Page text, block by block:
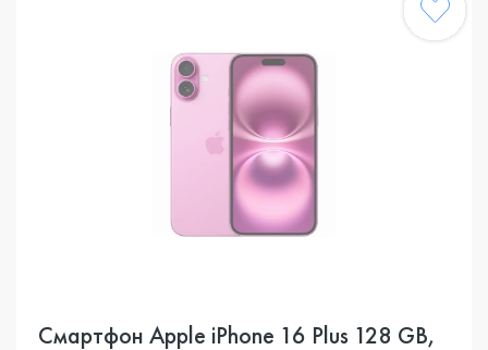
Смартфон Apple iPhone 16 Plus 128 GB,